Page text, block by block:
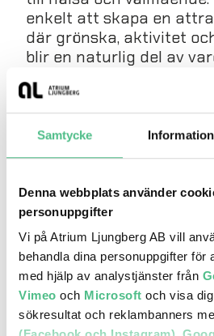
Samtycke Information
Denna webbplats använder
personuppgifter
Vi på Atrium Ljungberg AB vill
behandla dina personuppgifter för
med hjälp av analystjänster från
Vimeo och Microsoft och visa
sökresultat och reklambanners
enkelt att skapa en
där grönska, aktivitet
blir en naturlig del av
stadsdelen ligger
och runt hörnet finns
Brunnsviken med allt
utegym till boule, kajak
området finns också